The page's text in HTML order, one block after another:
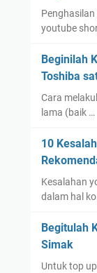
youtube
Beginilah
Toshiba
Cara
lama (baik …
10
Kesalahan
dalam hal
Begitulah
Simak
Untuk top